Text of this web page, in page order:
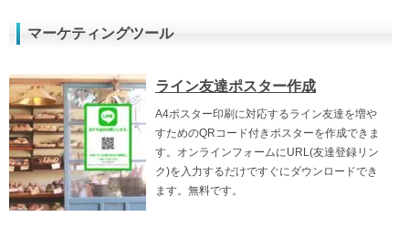
マーケティングツール
ライン友達ポスター作成
A4ポスター印刷に対応するライン友達を増や
すためのQRコード付きポスターを作成できま
す。オンラインフォームにURL(友達登録リン
ク)を入力するだけですぐにダウンロードでき
ます。無料です。